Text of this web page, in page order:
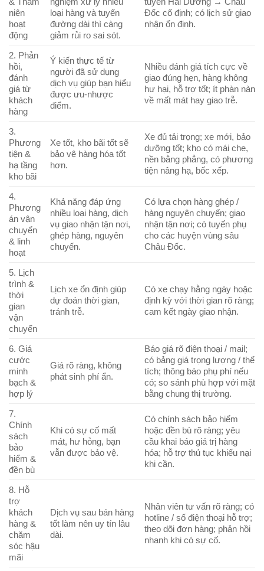
niên
hoạt
động
loại hàng và tuyến
đường dài thì càng
giảm rủi ro sai sót.
Đốc cố định; có lịch sử giao
nhận ổn định.
2. Phản
hồi,
đánh
giá từ
khách
hàng
Ý kiến thực tế từ
người đã sử dụng
dịch vụ giúp bạn hiểu
được ưu-nhược
điểm.
Nhiều đánh giá tích cực về
giao đúng hẹn, hàng không
hư hại, hỗ trợ tốt; ít phàn nàn
về mất mát hay giao trễ.
3.
Phương
tiện &
hạ tầng
kho bãi
Xe tốt, kho bãi tốt sẽ
bảo vệ hàng hóa tốt
hơn.
Xe đủ tải trọng; xe mới, bảo
dưỡng tốt; kho có mái che,
nền bằng phẳng, có phương
tiện nâng hạ, bốc xếp.
4.
Phương
án vận
chuyển
& linh
hoạt
Khả năng đáp ứng
nhiều loại hàng, dịch
vụ giao nhận tận nơi,
ghép hàng, nguyên
chuyến.
Có lựa chọn hàng ghép /
hàng nguyên chuyến; giao
nhận tận nơi; có tuyến phụ
cho các huyện vùng sâu
Châu Đốc.
5. Lịch
trình &
thời
gian
vận
chuyển
Lịch xe ổn định giúp
dự đoán thời gian,
tránh trễ.
Có xe chạy hằng ngày hoặc
định kỳ với thời gian rõ ràng;
cam kết ngày giao nhận.
6. Giá
cước
minh
bạch &
hợp lý
Giá rõ ràng, không
phát sinh phí ẩn.
Báo giá rõ điện thoại / mail;
có bảng giá trọng lượng / thể
tích; thông báo phụ phí nếu
có; so sánh phù hợp với mặt
bằng chung thị trường.
7.
Chính
sách
bảo
hiểm &
đền bù
Khi có sự cố mất
mát, hư hỏng, bạn
vẫn được bảo vệ.
Có chính sách bảo hiểm
hoặc đền bù rõ ràng; yêu
cầu khai báo giá trị hàng
hóa; hỗ trợ thủ tục khiếu nại
khi cần.
8. Hỗ
trợ
khách
hàng &
chăm
sóc hậu
mãi
Dịch vụ sau bán hàng
tốt làm nên uy tín lâu
dài.
Nhân viên tư vấn rõ ràng; có
hotline / số điện thoại hỗ trợ;
theo dõi đơn hàng; phản hồi
nhanh khi có sự cố.